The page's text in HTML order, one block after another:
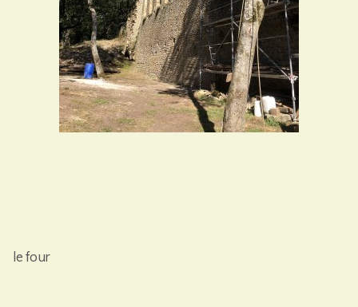
le four